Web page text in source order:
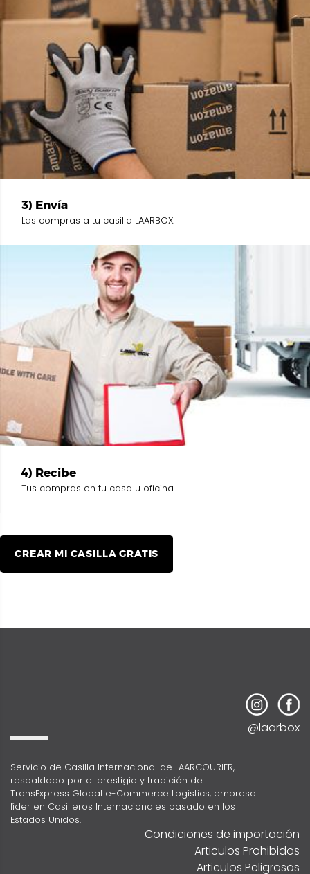
3) Envía
Las compras a tu casilla LAARBOX.
4) Recibe
Tus compras en tu casa u oficina
CREAR MI CASILLA GRATIS
@laarbox
Servicio de Casilla Internacional de LAARCOURIER,
respaldado por el prestigio y tradición de
TransExpress Global e-Commerce Logistics, empresa
líder en Casilleros Internacionales basado en los
Estados Unidos.
Condiciones de importación
Articulos Prohibidos
Articulos Peligrosos